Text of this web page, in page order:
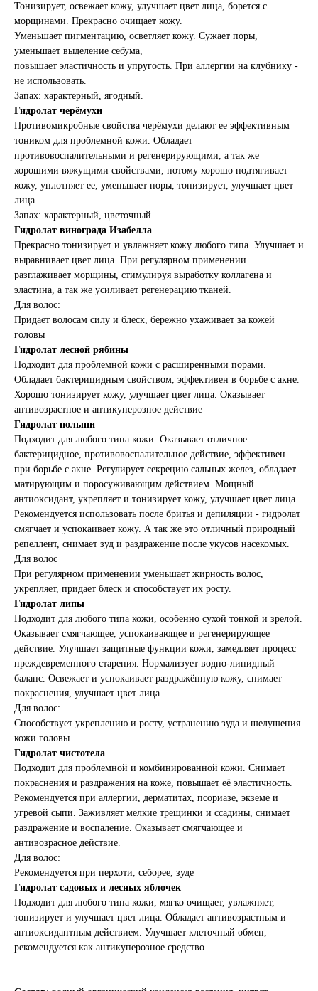
Тонизирует, освежает кожу, улучшает цвет лица, борется с
морщинами. Прекрасно очищает кожу.
Уменьшает пигментацию, осветляет кожу. Сужает поры,
уменьшает выделение себума,
повышает эластичность и упругость. При аллергии на клубнику -
не использовать.
Запах: характерный, ягодный.
Гидролат черёмухи
Противомикробные свойства черёмухи делают ее эффективным
тоником для проблемной кожи. Обладает
противовоспалительными и регенерирующими, а так же
хорошими вяжущими свойствами, потому хорошо подтягивает
кожу, уплотняет ее, уменьшает поры, тонизирует, улучшает цвет
лица.
Запах: характерный, цветочный.
Гидролат винограда Изабелла
Прекрасно тонизирует и увлажняет кожу любого типа. Улучшает и
выравнивает цвет лица. При регулярном применении
разглаживает морщины, стимулируя выработку коллагена и
эластина, а так же усиливает регенерацию тканей.
Для волос:
Придает волосам силу и блеск, бережно ухаживает за кожей
головы
Гидролат лесной рябины
Подходит для проблемной кожи с расширенными порами.
Обладает бактерицидным свойством, эффективен в борьбе с акне.
Хорошо тонизирует кожу, улучшает цвет лица. Оказывает
антивозрастное и антикуперозное действие
Гидролат полыни
Подходит для любого типа кожи. Оказывает отличное
бактерицидное, противовоспалительное действие, эффективен
при борьбе с акне. Регулирует секрецию сальных желез, обладает
матирующим и поросуживающим действием. Мощный
антиоксидант, укрепляет и тонизирует кожу, улучшает цвет лица.
Рекомендуется использовать после бритья и депиляции - гидролат
смягчает и успокаивает кожу. А так же это отличный природный
репеллент, снимает зуд и раздражение после укусов насекомых.
Для волос
При регулярном применении уменьшает жирность волос,
укрепляет, придает блеск и способствует их росту.
Гидролат липы
Подходит для любого типа кожи, особенно сухой тонкой и зрелой.
Оказывает смягчающее, успокаивающее и регенерирующее
действие. Улучшает защитные функции кожи, замедляет процесс
преждевременного старения. Нормализует водно-липидный
баланс. Освежает и успокаивает раздражённую кожу, снимает
покраснения, улучшает цвет лица.
Для волос:
Способствует укреплению и росту, устранению зуда и шелушения
кожи головы.
Гидролат чистотела
Подходит для проблемной и комбинированной кожи. Снимает
покраснения и раздражения на коже, повышает её эластичность.
Рекомендуется при аллергии, дерматитах, псориазе, экземе и
угревой сыпи. Заживляет мелкие трещинки и ссадины, снимает
раздражение и воспаление. Оказывает смягчающее и
антивозрасное действие.
Для волос:
Рекомендуется при перхоти, себорее, зуде
Гидролат садовых и лесных яблочек
Подходит для любого типа кожи, мягко очищает, увлажняет,
тонизирует и улучшает цвет лица. Обладает антивозрастным и
антиоксидантным действием. Улучшает клеточный обмен,
рекомендуется как антикуперозное средство.